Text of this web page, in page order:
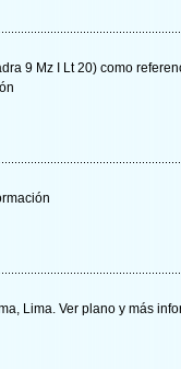
9 Mz I Lt 20) como
Lima. Ver plano y más